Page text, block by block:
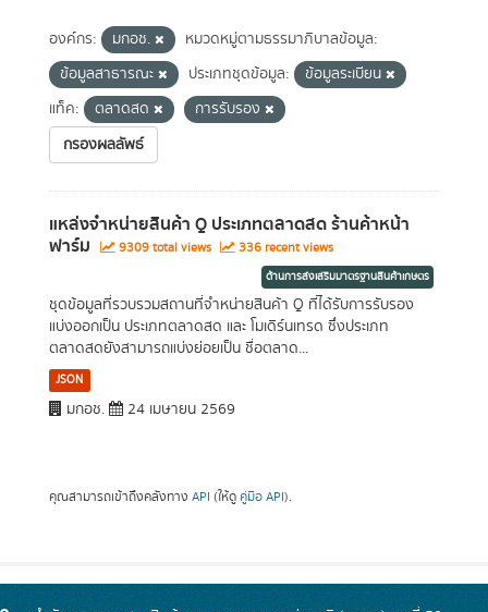
องค์กร: มกอช.
หมวดหมู่ตามธรรมาภิบาลข้อมูล:
ข้อมูลสาธารณะ
ประเภทชุดข้อมูล:
ข้อมูลระเบียน
แท็ค:
ตลาดสด
การรับรอง
กรองผลลัพธ์
แหล่งจำหน่ายสินค้า Q ประเภทตลาดสด ร้านค้าหน้า
ฟาร์ม 9309 total views 336 recent views
ด้านการส่งเสริมมาตรฐานสินค้าเกษตร
ชุดข้อมูลที่รวบรวมสถานที่จำหน่ายสินค้า Q ที่ได้รับการรับรอง
แบ่งออกเป็น ประเภทตลาดสด และ โมเดิร์นเทรด ซึ่งประเภท
ตลาดสดยังสามารถแบ่งย่อยเป็น ชื่อตลาด...
JSON
มกอช. 24 เมษายน 2569
คุณสามารถเข้าถึงคลังทาง API (ให้ดู คู่มือ API).